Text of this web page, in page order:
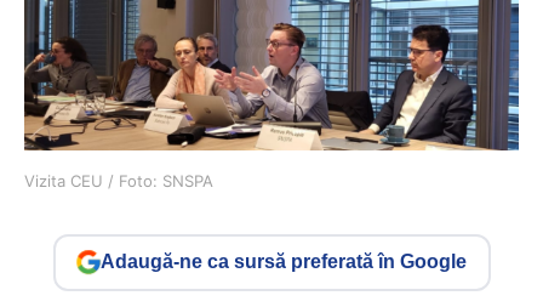
Vizita CEU / Foto: SNSPA
Adaugă-ne ca sursă preferată în Google